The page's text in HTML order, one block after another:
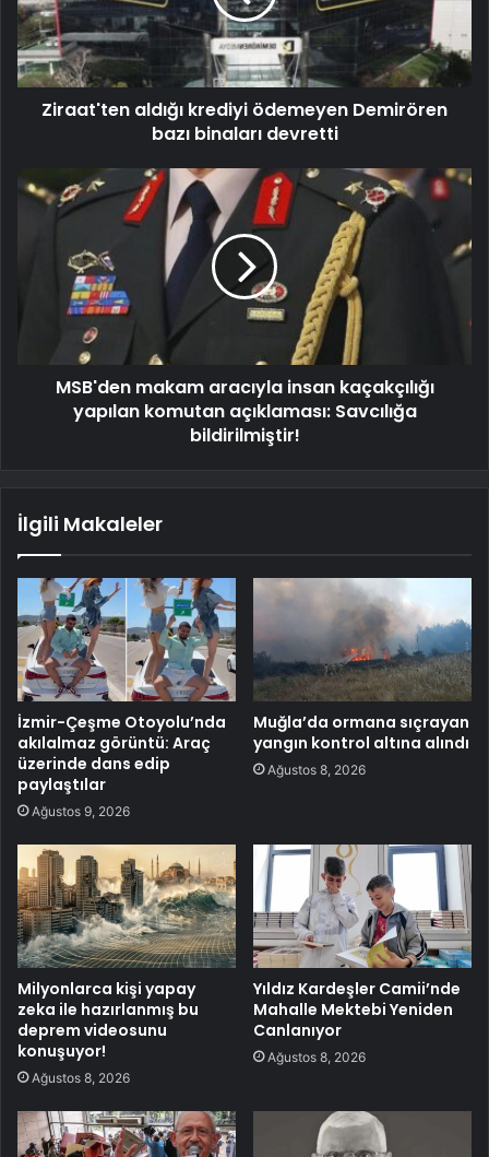
Ziraat'ten aldığı krediyi ödemeyen Demirören
bazı binaları devretti
MSB'den makam aracıyla insan kaçakçılığı
yapılan komutan açıklaması: Savcılığa
bildirilmiştir!
İlgili Makaleler
İzmir-Çeşme Otoyolu’nda
akılalmaz görüntü: Araç
üzerinde dans edip
paylaştılar
Ağustos 9, 2026
Muğla’da ormana sıçrayan
yangın kontrol altına alındı
Ağustos 8, 2026
Milyonlarca kişi yapay
zeka ile hazırlanmış bu
deprem videosunu
konuşuyor!
Ağustos 8, 2026
Yıldız Kardeşler Camii’nde
Mahalle Mektebi Yeniden
Canlanıyor
Ağustos 8, 2026